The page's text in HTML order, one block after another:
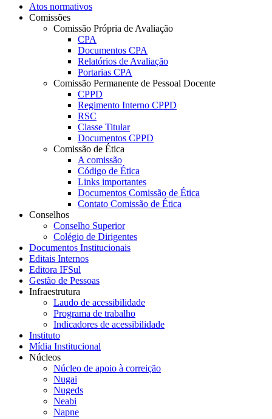
Atos normativos
Comissões
Comissão Própria de Avaliação
CPA
Documentos CPA
Relatórios de Avaliação
Portarias CPA
Comissão Permanente de Pessoal Docente
CPPD
Regimento Interno CPPD
RSC
Classe Titular
Documentos CPPD
Comissão de Ética
A comissão
Código de Ética
Links importantes
Documentos Comissão de Ética
Contato Comissão de Ética
Conselhos
Conselho Superior
Colégio de Dirigentes
Documentos Institucionais
Editais Internos
Editora IFSul
Gestão de Pessoas
Infraestrutura
Laudo de acessibilidade
Programa de trabalho
Indicadores de acessibilidade
Instituto
Mídia Institucional
Núcleos
Núcleo de apoio à correição
Nugai
Nugeds
Neabi
Napne